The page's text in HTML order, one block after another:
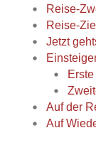
Reise-
Reise-Ziel
Jetzt
Auf der
Auf